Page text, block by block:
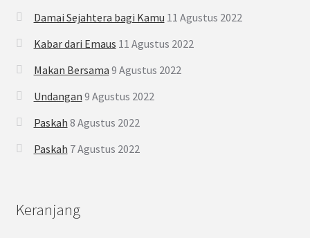
Damai Sejahtera bagi Kamu 11 Agustus 2022
Kabar dari Emaus 11 Agustus 2022
Makan Bersama 9 Agustus 2022
Undangan 9 Agustus 2022
Paskah 8 Agustus 2022
Paskah 7 Agustus 2022
Keranjang